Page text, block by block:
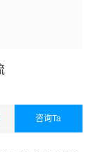
服务，您也可
宁区物流专线
咨询Ta